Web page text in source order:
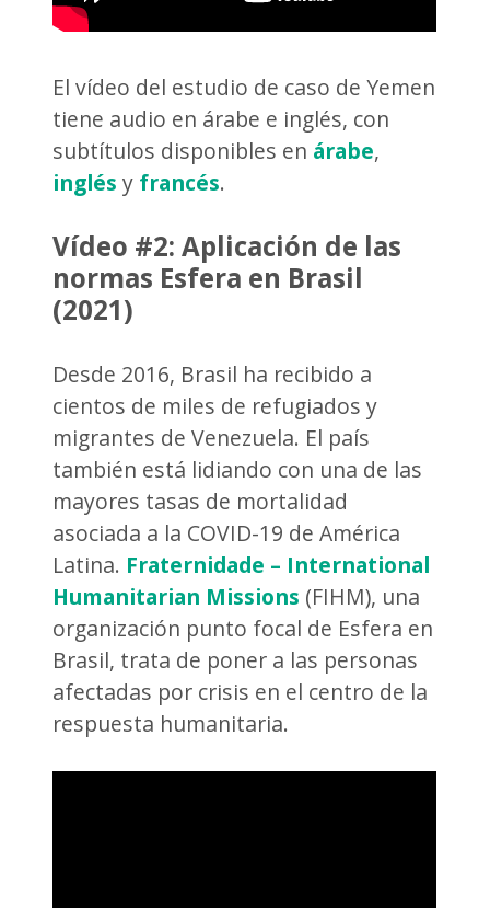
El vídeo del estudio de caso de Yemen
tiene audio en árabe e inglés, con
subtítulos disponibles en árabe,
inglés y francés.
Vídeo #2: Aplicación de las
normas Esfera en Brasil
(2021)
Desde 2016, Brasil ha recibido a
cientos de miles de refugiados y
migrantes de Venezuela. El país
también está lidiando con una de las
mayores tasas de mortalidad
asociada a la COVID-19 de América
Latina. Fraternidade – International
Humanitarian Missions (FIHM), una
organización punto focal de Esfera en
Brasil, trata de poner a las personas
afectadas por crisis en el centro de la
respuesta humanitaria.